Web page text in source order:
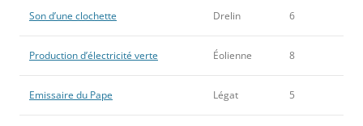
Son d’une clochette Drelin 6
Production d’électricité verte Éolienne 8
Emissaire du Pape Légat 5